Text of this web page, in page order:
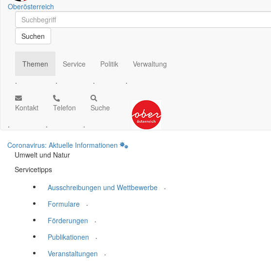
Oberösterreich
Schnellsuche
Schnellsuche
Suchen
Themen
.
Service
.
Politik
.
Verwaltung
.
Kontakt
.
Telefon
.
Suche
.
Coronavirus: Aktuelle Informationen
Umwelt und Natur
Servicetipps
Ausschreibungen und Wettbewerbe
.
Formulare
.
Förderungen
.
Publikationen
.
Veranstaltungen
.